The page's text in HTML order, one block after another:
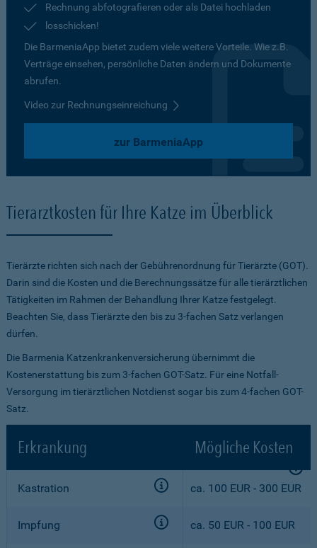
Rechnung abfotografieren oder als Datei hochladen
losschicken!
Die BarmeniaApp bietet zudem viele weitere Vorteile. Wie z.B.
Verträge einsehen, persönliche Daten ändern und Dokumente
abrufen.
Video zur Rechnungseinreichung
zur BarmeniaApp
Tierarztkosten für Ihre Katze im Überblick
Tierärzte richten sich nach der Gebührenordnung für Tierärzte (GOT).
Darin sind die Kosten und die Berechnungssätze für alle tierärztlichen
Tätigkeiten im Rahmen der Behandlung Ihrer Katze festgelegt.
Beachten Sie, dass Tierärzte den bis zu 3-fachen Satz verlangen
dürfen.
Die Barmenia Katzenkrankenversicherung übernimmt die
Kostenerstattung bis zum 3-fachen GOT-Satz. Für eine Notfall-
Versorgung im tierärztlichen Notdienst sogar bis zum 4-fachen GOT-
Satz.
Erkrankung Mögliche Kosten
Kastration ca. 100 EUR - 300 EUR
Impfung ca. 50 EUR - 100 EUR